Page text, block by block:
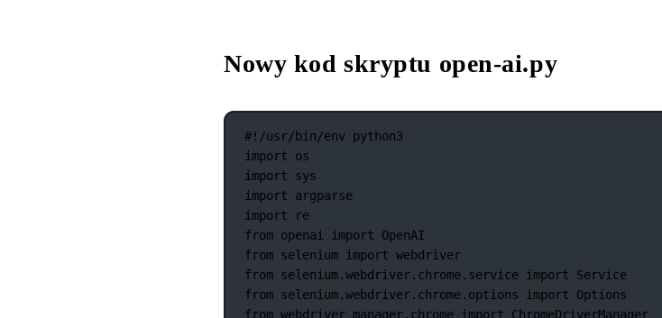
Nowy kod skryptu open-ai.py
#!/usr/bin/env python3
import os
import sys
import argparse
import re
from openai import OpenAI
from selenium import webdriver
from selenium.webdriver.chrome.service import Service
from selenium.webdriver.chrome.options import Options
from webdriver_manager.chrome import ChromeDriverManager